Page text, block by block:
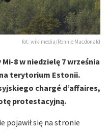
fot. wikimedia/Ronnie Macdonald
8 w niedzielę 7 września
terytorium Estonii.
chargé d’affaires,
protestacyjną.
pojawił się na stronie